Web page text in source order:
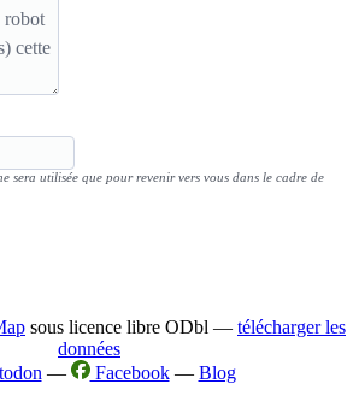
sera utilisée que pour revenir vers vous dans le cadre de
sous licence libre ODbl — télécharger les
données
— Facebook— Blog